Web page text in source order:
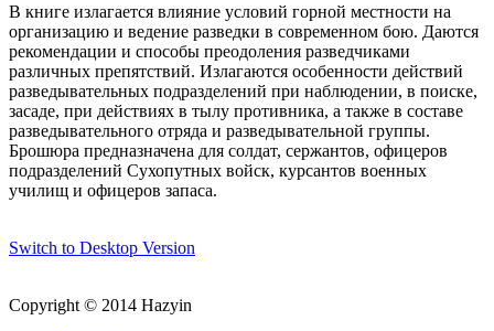
В книге излагается влияние условий горной местности на
организацию и ведение разведки в современном бою. Даются
рекомендации и способы преодоления разведчиками
различных препятствий. Излагаются особенности действий
разведывательных подразделений при наблюдении, в поиске,
засаде, при действиях в тылу противника, а также в составе
разведывательного отряда и разведывательной группы.
Брошюра предназначена для солдат, сержантов, офицеров
подразделений Сухопутных войск, курсантов военных
училищ и офицеров запаса.
Switch to Desktop Version
Copyright © 2014 Hazyin